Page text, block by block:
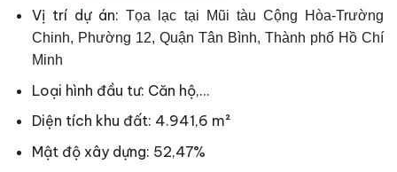
Vị trí dự án:Tọa lạc tại
Mũi tàu Cộng Hòa-Trường
Chinh, Phường 12, Quận Tân Bình, Thành phố Hồ Chí
Minh
Loại hình đầu tư: Căn hộ,…
Diện tích khu đất: 4.941,6 m²
Mật độ xây dựng: 52,47%